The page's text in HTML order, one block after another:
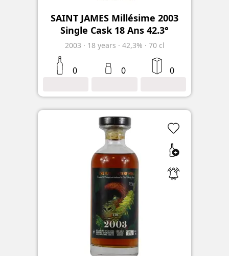
SAINT JAMES Millésime 2003
Single Cask 18 Ans 42.3°
2003 · 18 years · 42,3% · 70 cl
0 0 0